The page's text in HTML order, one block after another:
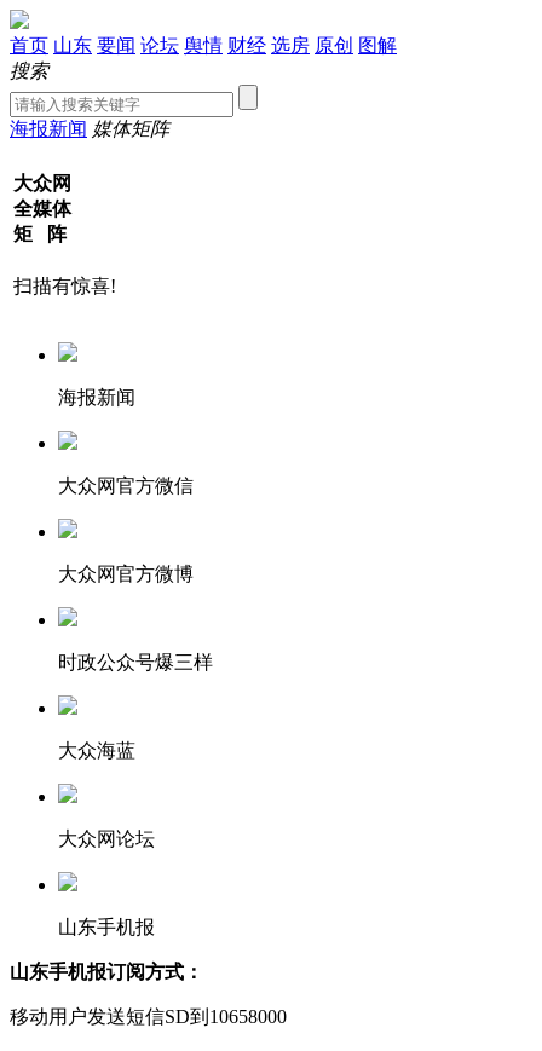
首页 山东 要闻 论坛 舆情 财经 选房 原创 图解
搜索
海报新闻 媒体矩阵
大众网
全媒体
矩 阵
扫描有惊喜!
海报新闻
大众网官方微信
大众网官方微博
时政公众号爆三样
大众海蓝
大众网论坛
山东手机报
山东手机报订阅方式：
移动用户发送短信SD到10658000